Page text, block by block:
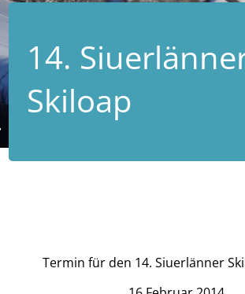
14.
Skiloap
Termin für den 14. Siuerlänner